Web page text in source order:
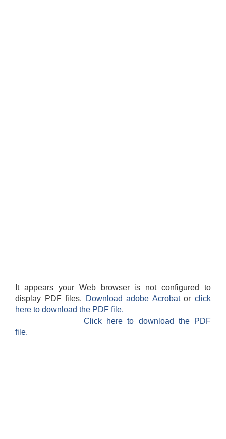
It appears your Web browser is not configured to
display PDF files.
Download adobe Acrobatorclick
here to download the PDF file.
Click here to download the PDF
file.